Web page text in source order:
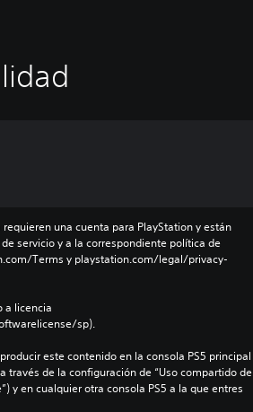
una cuenta para PlayStation y están
servicio y a la correspondiente política de
Terms y playstation.com/legal/privacy-
a licencia
sp).
este contenido en la consola PS5 principal
través de la configuración de “Uso compartido de
y en cualquier otra consola PS5 a la que entres